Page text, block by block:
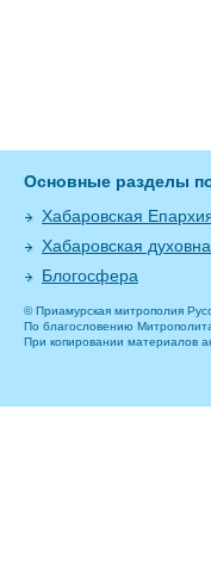
Основные разделы
Хабаровская
Хабаровская
Блогосфера
© Приамурская митрополия
По благословению
При копировании материалов